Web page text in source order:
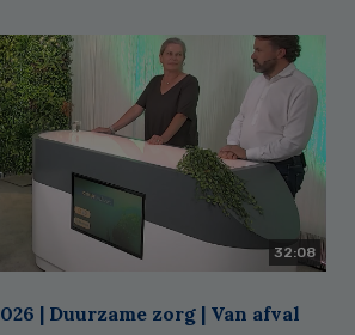
32:08
| Duurzame zorg | Van afval